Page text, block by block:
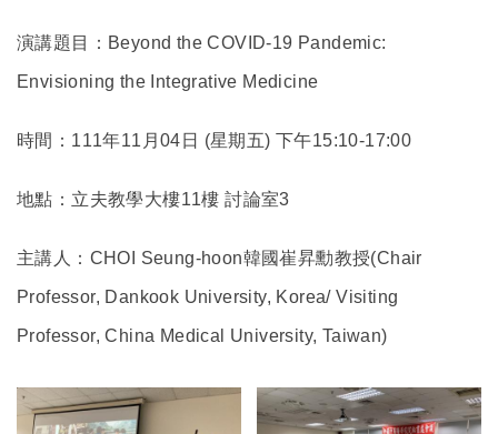
演講題目：Beyond the COVID-19 Pandemic:
Envisioning the Integrative Medicine
時間：111年11月04日 (星期五) 下午15:10-17:00
地點：立夫教學大樓11樓 討論室3
主講人：CHOI Seung-hoon韓國崔昇勳教授(Chair
Professor, Dankook University, Korea/ Visiting
Professor, China Medical University, Taiwan)